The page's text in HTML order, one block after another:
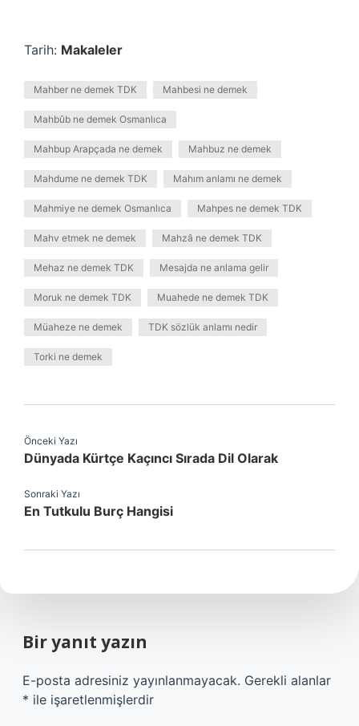
Tarih: Makaleler
Mahber ne demek TDK Mahbesi ne demek
Mahbûb ne demek Osmanlıca
Mahbup Arapçada ne demek Mahbuz ne demek
Mahdume ne demek TDK Mahım anlamı ne demek
Mahmiye ne demek Osmanlıca Mahpes ne demek TDK
Mahv etmek ne demek Mahzâ ne demek TDK
Mehaz ne demek TDK Mesajda ne anlama gelir
Moruk ne demek TDK Muahede ne demek TDK
Müaheze ne demek TDK sözlük anlamı nedir
Torki ne demek
Önceki Yazı
Dünyada Kürtçe Kaçıncı Sırada Dil Olarak
Sonraki Yazı
En Tutkulu Burç Hangisi
Bir yanıt yazın
E-posta adresiniz yayınlanmayacak. Gerekli alanlar
* ile işaretlenmişlerdir